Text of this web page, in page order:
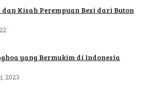
dan Kisah Perempuan Besi dari Buton
yang Bermukim di Indonesia
2023